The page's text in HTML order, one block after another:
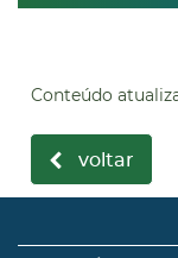
Conteúdo
voltar